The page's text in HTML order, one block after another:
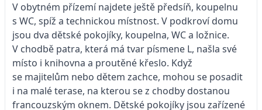
V obytném přízemí najdete ještě předsíň, koupelnu
s WC, spíž a technickou místnost. V podkroví domu
jsou dva dětské pokojíky, koupelna, WC a ložnice.
V chodbě patra, která má tvar písmene L, našla své
místo i knihovna a proutěné křeslo. Když
se majitelům nebo dětem zachce, mohou se posadit
i na malé terase, na kterou se z chodby dostanou
francouzským oknem. Dětské pokojíky jsou zařízené